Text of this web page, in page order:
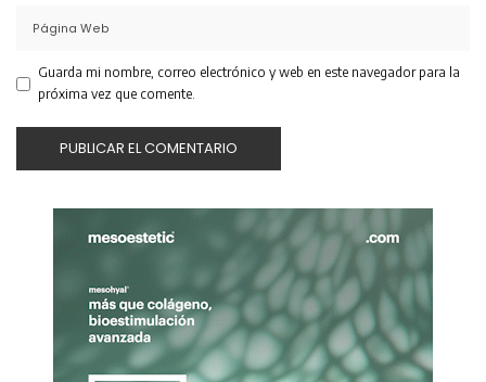
Guarda mi nombre, correo electrónico y web en este navegador para la
próxima vez que comente.